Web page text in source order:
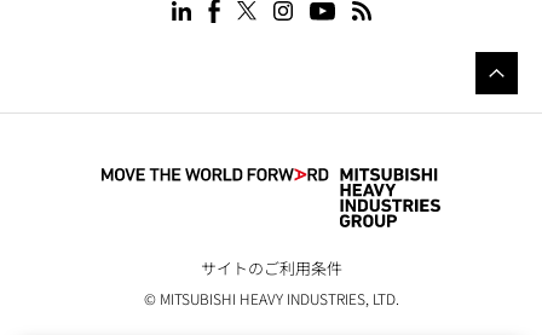
サイトのご利用条件
© MITSUBISHI HEAVY INDUSTRIES, LTD.